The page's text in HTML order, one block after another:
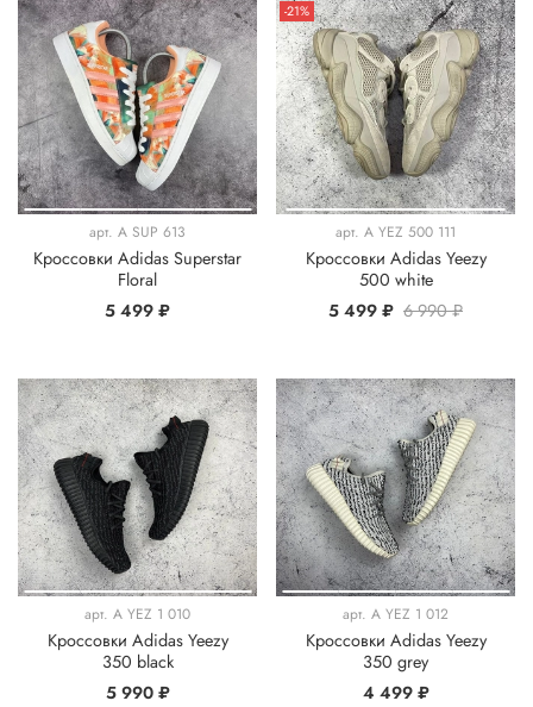
арт. A SUP 613
Кроссовки Adidas Superstar
Floral
5 499 ₽
-21%
арт. A YEZ 500 111
Кроссовки Adidas Yeezy
500 white
5 499 ₽ 6 990 ₽
арт. A YEZ 1 010
Кроссовки Adidas Yeezy
350 black
5 990 ₽
арт. A YEZ 1 012
Кроссовки Adidas Yeezy
350 grey
4 499 ₽